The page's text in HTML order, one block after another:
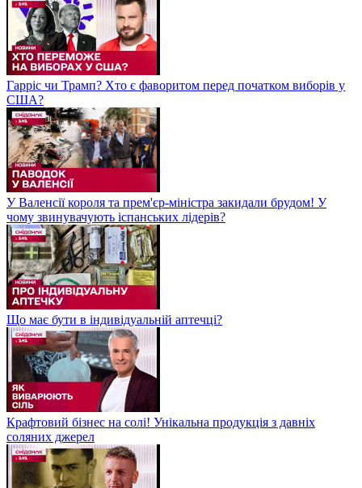
Гарріс чи Трамп? Хто є фаворитом перед початком виборів у
США?
У Валенсії короля та прем'єр-міністра закидали брудом! У
чому звинувачують іспанських лідерів?
Що має бути в індивідуальній аптечці?
Крафтовий бізнес на солі! Унікальна продукція з давніх
соляних джерел